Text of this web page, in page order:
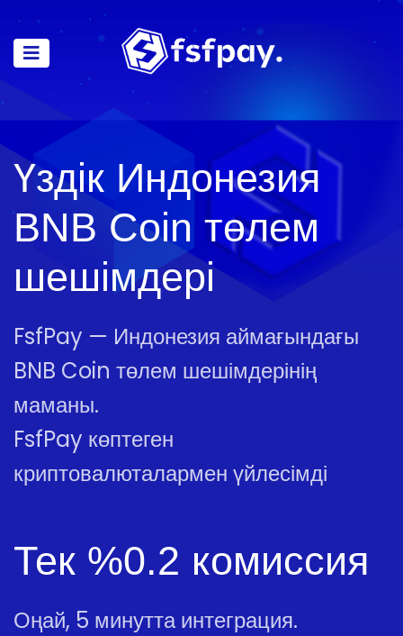
Үздік Индонезия
BNB Coin төлем
шешімдері
FsfPay — Индонезия аймағындағы
BNB Coin төлем шешімдерінің
маманы.
FsfPay көптеген
криптовалюталармен үйлесімді
Тек %0.2 комиссия
Оңай, 5 минутта интеграция.